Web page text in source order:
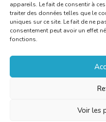
appareils. Le fait de consentir à
traiter des données telles que le
uniques sur ce site. Le fait de ne
consentement peut avoir un effet
fonctions.
Voir les